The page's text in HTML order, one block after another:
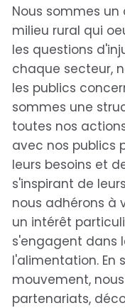
Nous sommes
milieu rural qui
les questions
chaque secteur,
les publics
sommes une
toutes nos
avec nos publics
leurs besoins et
s'inspirant de
nous adhérons à
un intérêt
s'engagent dans
l'alimentation. En
mouvement,
partenariats,